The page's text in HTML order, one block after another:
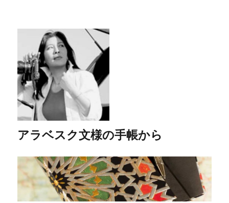
アラベスク文様の手帳から